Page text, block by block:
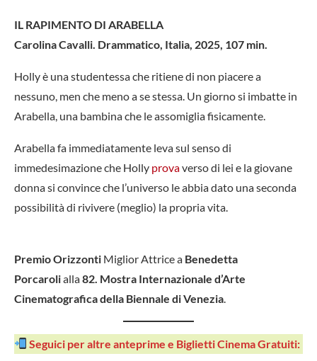
IL RAPIMENTO DI ARABELLA
Carolina Cavalli. Drammatico, Italia, 2025, 107 min.
Holly è una studentessa che ritiene di non piacere a
nessuno, men che meno a se stessa. Un giorno si imbatte in
Arabella, una bambina che le assomiglia fisicamente.
Arabella fa immediatamente leva sul senso di
immedesimazione che Holly provaverso di lei e la giovane
donna si convince che l’universo le abbia dato una seconda
possibilità di rivivere (meglio) la propria vita.
Premio Orizzonti Miglior Attrice a Benedetta
Porcarolialla82. Mostra Internazionale d’Arte
Cinematografica della Biennale di Venezia
Seguici per altre anteprime e Biglietti Cinema Gratuiti: